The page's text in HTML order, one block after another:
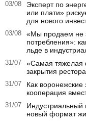
03/08
Эксперт по
или плати»
для нового
03/08
«Мы продаем не
потребления»:
льде в
31/07
«Самая тяжелая
закрытия
31/07
Как
кооперация
31/07
Индустриальный
новый формат